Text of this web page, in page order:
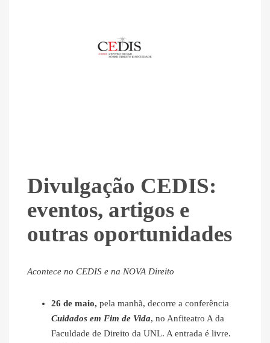
Divulgação CEDIS:
eventos, artigos e
outras oportunidades
Acontece no CEDIS e na NOVA Direito
26 de maio, pela manhã, decorre a conferência
Cuidados em Fim de Vida, no Anfiteatro A da
Faculdade de Direito da UNL. A entrada é livre.